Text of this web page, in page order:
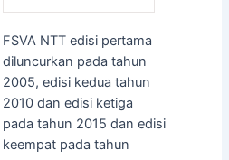
FSVA NTT edisi pertama
diluncurkan pada tahun
2005, edisi kedua tahun
2010 dan edisi ketiga
pada tahun 2015 dan edisi
keempat pada tahun